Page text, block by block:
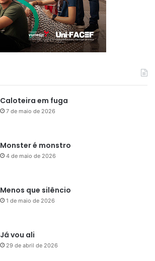
Caloteira em fuga
7 de maio de 2026
Monster é monstro
4 de maio de 2026
Menos que silêncio
1 de maio de 2026
Já vou ali
29 de abril de 2026